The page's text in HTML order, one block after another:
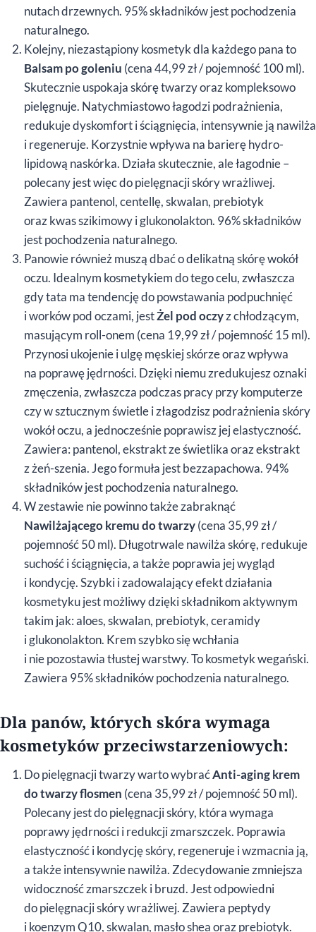
nutach drzewnych. 95% składników jest pochodzenia
naturalnego.
Kolejny, niezastąpiony kosmetyk dla każdego pana to
Balsam po goleniu (cena 44,99 zł / pojemność 100 ml).
Skutecznie uspokaja skórę twarzy oraz kompleksowo
pielęgnuje. Natychmiastowo łagodzi podrażnienia,
redukuje dyskomfort i ściągnięcia, intensywnie ją nawilża
i regeneruje. Korzystnie wpływa na barierę hydro-
lipidową naskórka. Działa skutecznie, ale łagodnie –
polecany jest więc do pielęgnacji skóry wrażliwej.
Zawiera pantenol, centellę, skwalan, prebiotyk
oraz kwas szikimowy i glukonolakton. 96% składników
jest pochodzenia naturalnego.
Panowie również muszą dbać o delikatną skórę wokół
oczu. Idealnym kosmetykiem do tego celu, zwłaszcza
gdy tata ma tendencję do powstawania podpuchnięć
i worków pod oczami, jestŻel pod oczyz chłodzącym,
masującym roll-onem (cena 19,99 zł / pojemność 15 ml).
Przynosi ukojenie i ulgę męskiej skórze oraz wpływa
na poprawę jędrności. Dzięki niemu zredukujesz oznaki
zmęczenia, zwłaszcza podczas pracy przy komputerze
czy w sztucznym świetle i złagodzisz podrażnienia skóry
wokół oczu, a jednocześnie poprawisz jej elastyczność.
Zawiera: pantenol, ekstrakt ze świetlika oraz ekstrakt
z żeń-szenia. Jego formuła jest bezzapachowa. 94%
składników jest pochodzenia naturalnego.
W zestawie nie powinno także zabraknąć
Nawilżającego kremu do twarzy(cena 35,99 zł /
pojemność 50 ml). Długotrwale nawilża skórę, redukuje
suchość i ściągnięcia, a także poprawia jej wygląd
i kondycję. Szybki i zadowalający efekt działania
kosmetyku jest możliwy dzięki składnikom aktywnym
takim jak: aloes, skwalan, prebiotyk, ceramidy
i glukonolakton. Krem szybko się wchłania
i nie pozostawia tłustej warstwy. To kosmetyk wegański.
Zawiera 95% składników pochodzenia naturalnego.
Dla panów, których skóra wymaga
kosmetyków przeciwstarzeniowych:
Do pielęgnacji twarzy warto wybraćAnti-aging krem
do twarzy flosmen (cena 35,99 zł / pojemność 50 ml).
Polecany jest do pielęgnacji skóry, która wymaga
poprawy jędrności i redukcji zmarszczek. Poprawia
elastyczność i kondycję skóry, regeneruje i wzmacnia ją,
a także intensywnie nawilża. Zdecydowanie zmniejsza
widoczność zmarszczek i bruzd. Jest odpowiedni
do pielęgnacji skóry wrażliwej. Zawiera peptydy
i koenzym Q10, skwalan, masło shea oraz prebiotyk.